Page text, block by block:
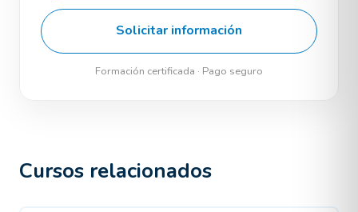
Solicitar información
Formación certificada · Pago seguro
Cursos relacionados